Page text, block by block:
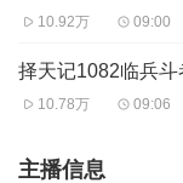
10.92万 09:00
择天记1082临兵斗
10.78万 09:06
主播信息